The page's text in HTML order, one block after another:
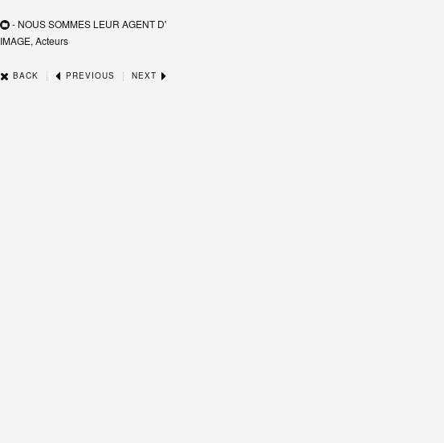
- NOUS SOMMES LEUR AGENT D'
IMAGE, Acteurs
BACK | PREVIOUS | NEXT